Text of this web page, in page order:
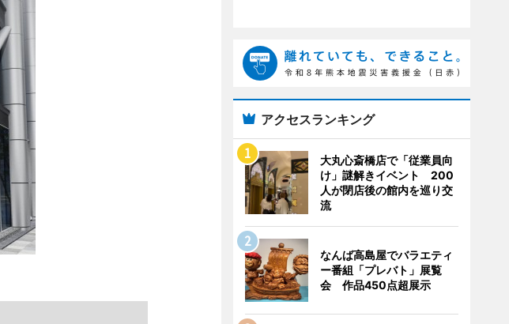
アクセスランキング
大丸心斎橋店で「従業員向
け」謎解きイベント 200
人が閉店後の館内を巡り交
流
なんば高島屋でバラエティ
ー番組「プレバト」展覧
会 作品450点超展示